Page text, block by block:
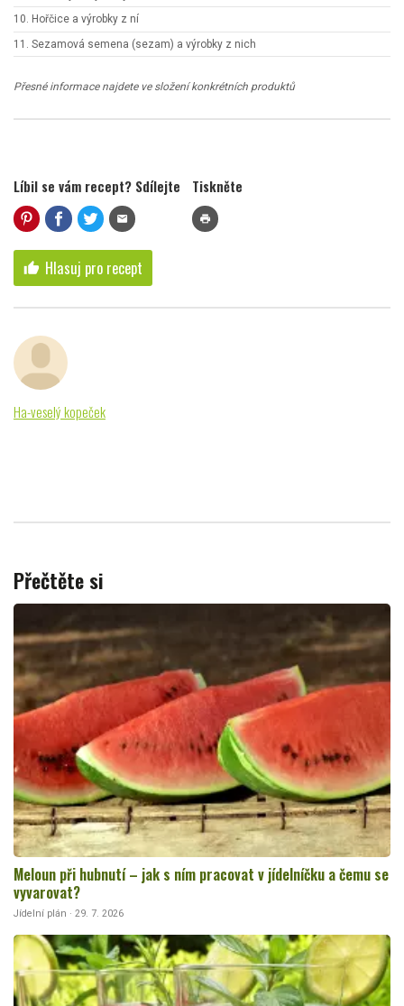
10. Hořčice a výrobky z ní
11. Sezamová semena (sezam) a výrobky z nich
Přesné informace najdete ve složení konkrétních produktů
Líbil se vám recept? Sdílejte
mail
Tiskněte
print
thumb_up Hlasuj pro recept
Ha-veselý kopeček
Přečtěte si
Meloun při hubnutí – jak s ním pracovat v jídelníčku a čemu se
vyvarovat?
Jídelní plán · 29. 7. 2026